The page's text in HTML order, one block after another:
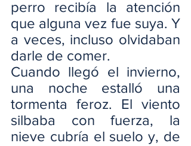
perro recibía la atención
que alguna vez fue suya. Y
a veces, incluso olvidaban
darle de comer.
Cuando llegó el invierno,
una noche estalló una
tormenta feroz. El viento
silbaba con fuerza, la
nieve cubría el suelo y, de